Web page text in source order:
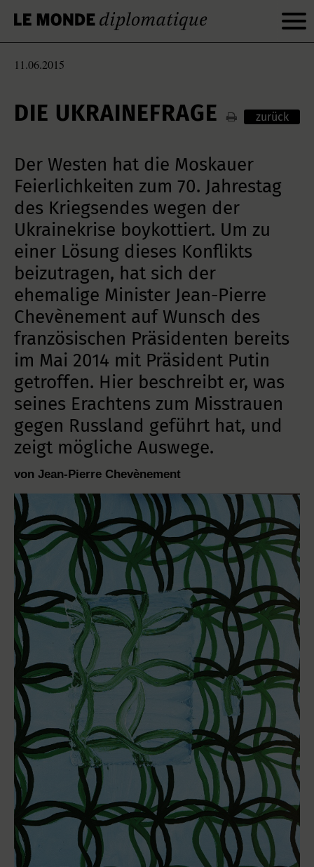
11.06.2015
DIE UKRAINEFRAGE zurück
Der Westen hat die Moskauer
Feierlichkeiten zum 70. Jahrestag
des Kriegsendes wegen der
Ukrainekrise boykottiert. Um zu
einer Lösung dieses Konflikts
beizutragen, hat sich der
ehemalige Minister Jean-Pierre
Chevènement auf Wunsch des
französischen Präsidenten bereits
im Mai 2014 mit Präsident Putin
getroffen. Hier beschreibt er, was
seines Erachtens zum Misstrauen
gegen Russland geführt hat, und
zeigt mögliche Auswege.
von Jean-Pierre Chevènement